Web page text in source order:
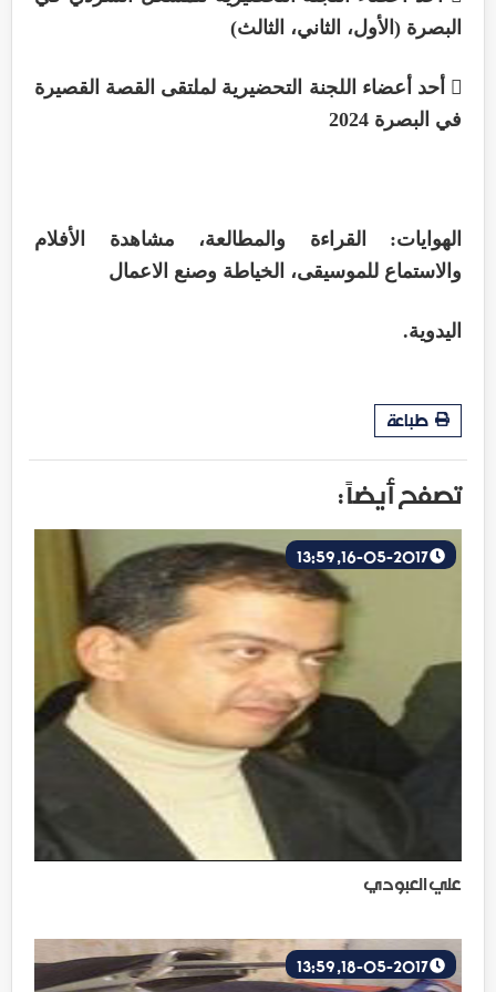
البصرة (الأول، الثاني، الثالث)
 أحد أعضاء اللجنة التحضيرية لملتقى القصة القصيرة
في البصرة 2024
الهوايات: القراءة والمطالعة، مشاهدة الأفلام
والاستماع للموسيقى، الخياطة وصنع الاعمال
اليدوية.
طباعة
تصفح أيضاً :
علي العبودي